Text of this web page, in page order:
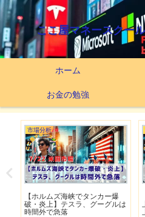
ここ屋マネースクー
ホーム
お金の勉強
市場分析
【ホルムズ海峡でタンカー爆
破・炎上】テスラ、グーグルは
時間外で急落